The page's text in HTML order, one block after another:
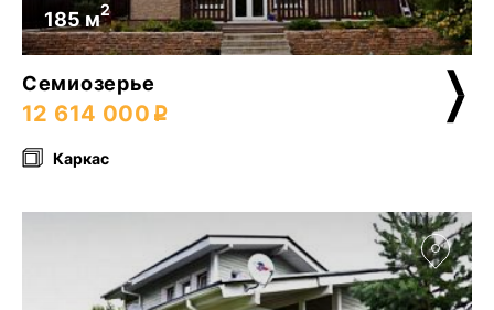
185 м2
Семиозерье
12 614 000
Каркас